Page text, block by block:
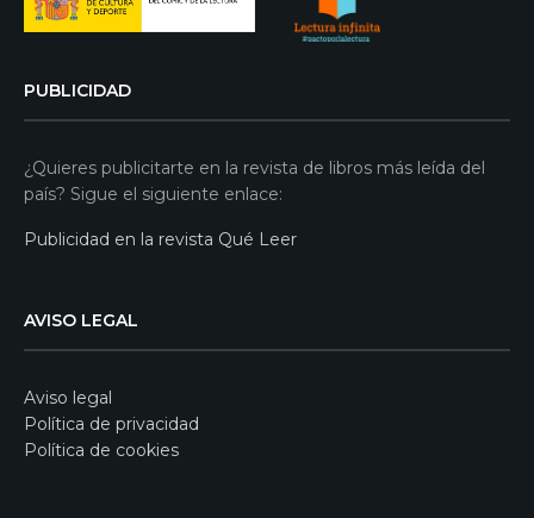
PUBLICIDAD
¿Quieres publicitarte en la revista de libros más leída del
país? Sigue el siguiente enlace:
Publicidad en la revista Qué Leer
AVISO LEGAL
Aviso legal
Política de privacidad
Política de cookies